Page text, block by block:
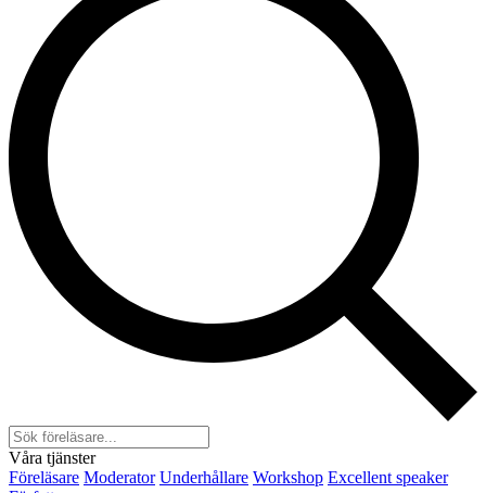
Våra tjänster
Föreläsare Moderator Underhållare Workshop Excellent speaker